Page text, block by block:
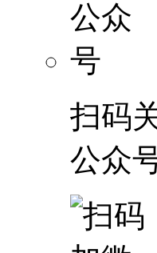
扫码
公众